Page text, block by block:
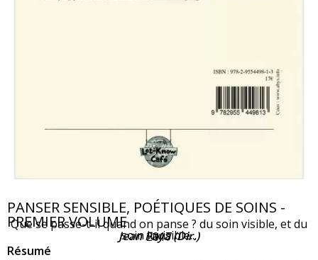
PANSER SENSIBLE, POÉTIQUES DE SOINS -
PREMIER VOLUME
Que se passe-t-il quand on panse ? du soin visible, et du
soin invisible...
Jean Faya (Dir.)
2017
Résumé